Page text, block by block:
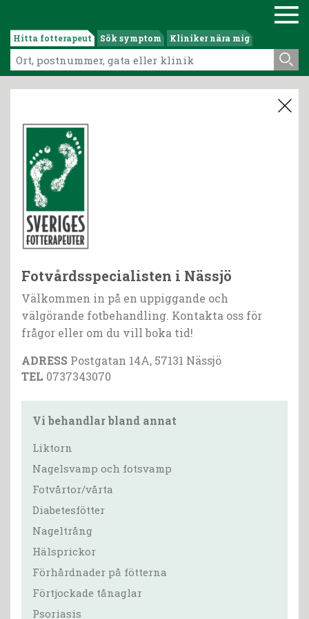
Hitta fotterapeut Sök symptom Kliniker nära mig
Fotvårdsspecialisten i Nässjö
Välkommen in på en uppiggande och
välgörande fotbehandling. Kontakta oss för
frågor eller om du vill boka tid!
ADRESS Postgatan 14A, 57131 Nässjö
TEL 0737343070
Vi behandlar bland annat
Liktorn
Nagelsvamp och fotsvamp
Fotvårtor/vårta
Diabetesfötter
Nageltrång
Hälsprickor
Förhårdnader på fötterna
Förtjockade tånaglar
Psoriasis